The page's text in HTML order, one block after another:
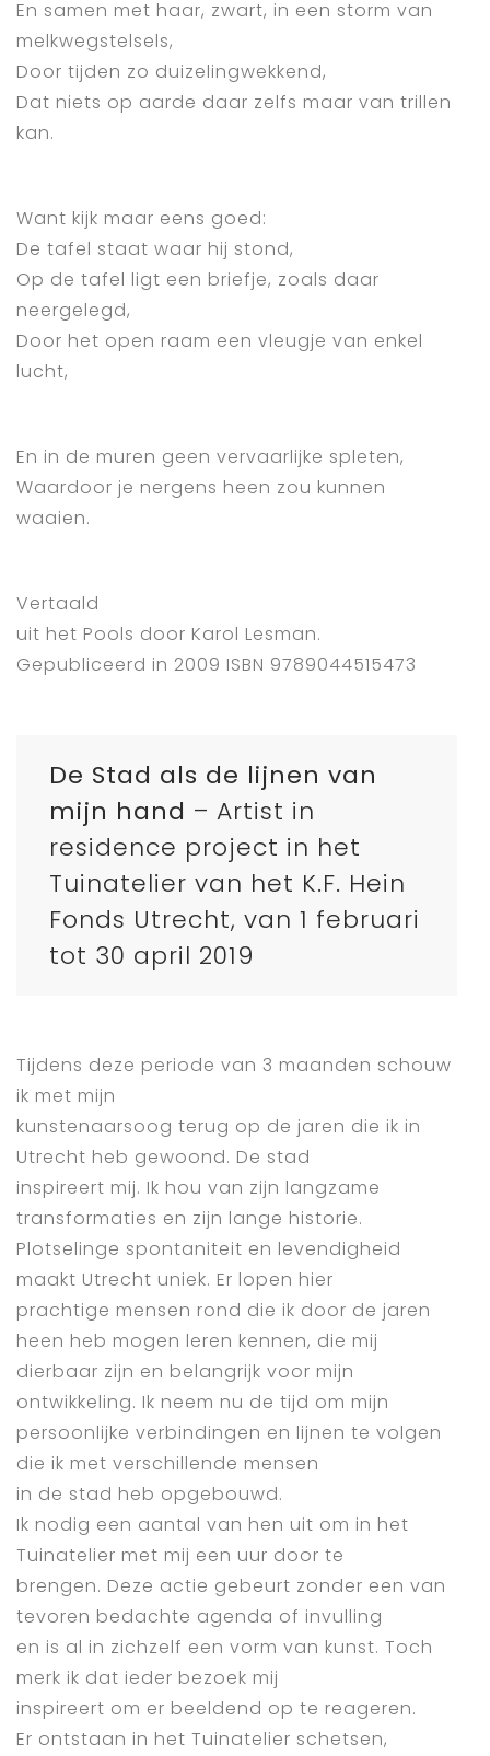
En samen met haar, zwart, in een storm van
melkwegstelsels,
Door tijden zo duizelingwekkend,
Dat niets op aarde daar zelfs maar van trillen
kan.
Want kijk maar eens goed:
De tafel staat waar hij stond,
Op de tafel ligt een briefje, zoals daar
neergelegd,
Door het open raam een vleugje van enkel
lucht,
En in de muren geen vervaarlijke spleten,
Waardoor je nergens heen zou kunnen
waaien.
Vertaald
uit het Pools door Karol Lesman.
Gepubliceerd in 2009 ISBN 9789044515473
De Stad als de lijnen van
mijn hand – Artist in
residence project in het
Tuinatelier van het K.F. Hein
Fonds Utrecht, van 1 februari
tot 30 april 2019
Tijdens deze periode van 3 maanden schouw
ik met mijn
kunstenaarsoog terug op de jaren die ik in
Utrecht heb gewoond. De stad
inspireert mij. Ik hou van zijn langzame
transformaties en zijn lange historie.
Plotselinge spontaniteit en levendigheid
maakt Utrecht uniek. Er lopen hier
prachtige mensen rond die ik door de jaren
heen heb mogen leren kennen, die mij
dierbaar zijn en belangrijk voor mijn
ontwikkeling. Ik neem nu de tijd om mijn
persoonlijke verbindingen en lijnen te volgen
die ik met verschillende mensen
in de stad heb opgebouwd.
Ik nodig een aantal van hen uit om in het
Tuinatelier met mij een uur door te
brengen. Deze actie gebeurt zonder een van
tevoren bedachte agenda of invulling
en is al in zichzelf een vorm van kunst. Toch
merk ik dat ieder bezoek mij
inspireert om er beeldend op te reageren.
Er ontstaan in het Tuinatelier schetsen,